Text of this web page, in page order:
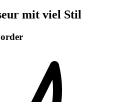
mit viel Stil